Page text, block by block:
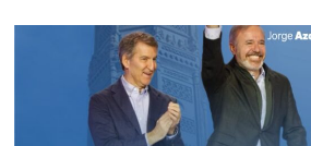
del
PP
en
Calatayud
defenderá